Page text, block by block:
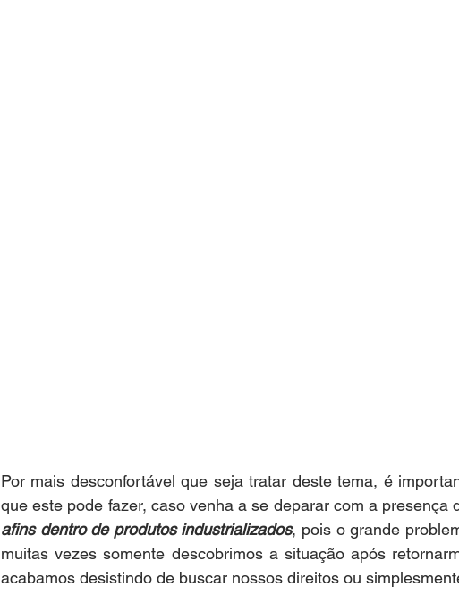
Por mais desconfortável que seja tratar deste tema, é
que este pode fazer, caso venha a se deparar com a presença
afins dentro de produtos industrializados, pois o grande
muitas vezes somente descobrimos a situação após
acabamos desistindo de buscar nossos direitos ou